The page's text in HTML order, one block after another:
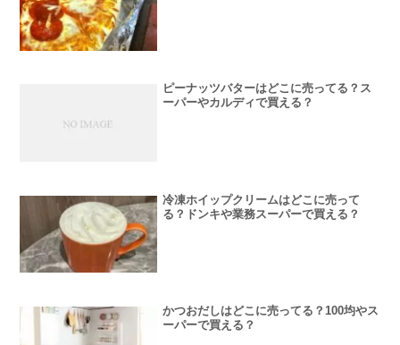
ピーナッツバターはどこに売ってる？ス
ーパーやカルディで買える？
冷凍ホイップクリームはどこに売って
る？ドンキや業務スーパーで買える？
かつおだしはどこに売ってる？100均やス
ーパーで買える？